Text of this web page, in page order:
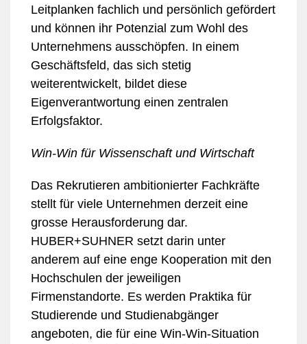
Leitplanken fachlich und persönlich gefördert
und können ihr Potenzial zum Wohl des
Unternehmens ausschöpfen. In einem
Geschäftsfeld, das sich stetig
weiterentwickelt, bildet diese
Eigenverantwortung einen zentralen
Erfolgsfaktor.
Win-Win für Wissenschaft und Wirtschaft
Das Rekrutieren ambitionierter Fachkräfte
stellt für viele Unternehmen derzeit eine
grosse Herausforderung dar.
HUBER+SUHNER setzt darin unter
anderem auf eine enge Kooperation mit den
Hochschulen der jeweiligen
Firmenstandorte. Es werden Praktika für
Studierende und Studienabgänger
angeboten, die für eine Win-Win-Situation